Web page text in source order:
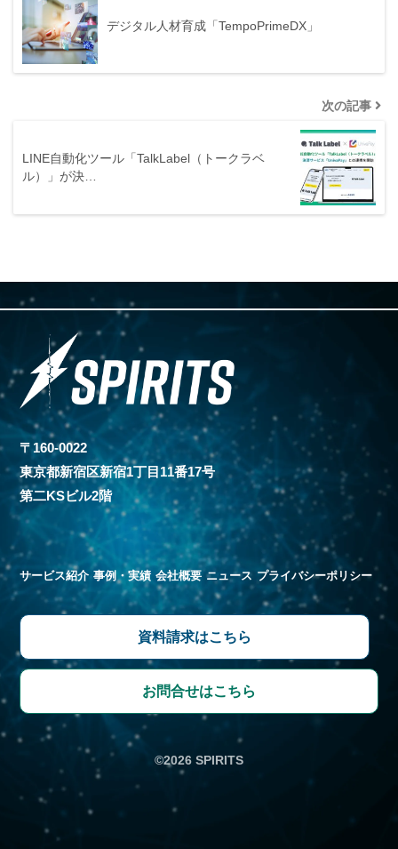
デジタル人材育成「TempoPrimeDX」
次の記事
LINE自動化ツール「TalkLabel（トークラベ
ル）」が決…
〒160-0022
東京都新宿区新宿1丁目11番17号
第二KSビル2階
サービス紹介 事例・実績 会社概要 ニュース プライバシーポリシー
資料請求はこちら
お問合せはこちら
©︎2026 SPIRITS